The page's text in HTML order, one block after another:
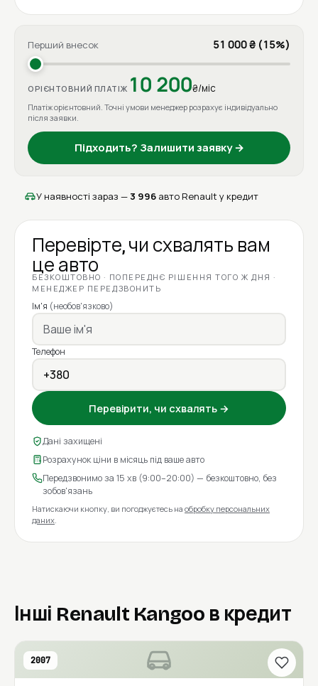
Перший внесок 51 000 ₴ (15%)
ОРІЄНТОВНИЙ ПЛАТІЖ 10 200₴/міс
Платіж орієнтовний. Точні умови менеджер розрахує індивідуально
після заявки.
Підходить? Залишити заявку →
У наявності зараз — 3 996 авто Renault у кредит
Перевірте, чи схвалять вам
це авто
БЕЗКОШТОВНО · ПОПЕРЕДНЄ РІШЕННЯ ТОГО Ж ДНЯ ·
МЕНЕДЖЕР ПЕРЕДЗВОНИТЬ
Ім'я (необов'язково)
Телефон
Перевірити, чи схвалять →
Дані захищені
Розрахунок ціни в місяць під ваше авто
Передзвонимо за 15 хв (9:00–20:00) — безкоштовно, без
зобов'язань
Натискаючи кнопку, ви погоджуєтесь на обробку персональних
даних.
Інші Renault Kangoo в кредит
2007